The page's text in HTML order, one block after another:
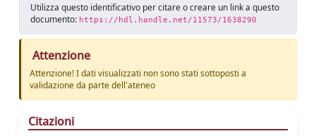
Utilizza questo identificativo per citare o creare un link a questo
documento: https://hdl.handle.net/11573/1638290
Attenzione
Attenzione! I dati visualizzati non sono stati sottoposti a
validazione da parte dell'ateneo
Citazioni